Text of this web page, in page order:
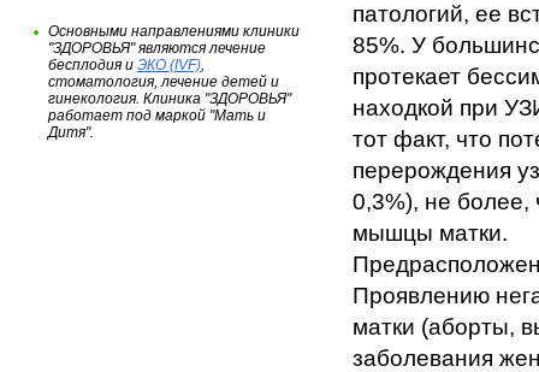
Основными направлениями клиники
"ЗДОРОВЬЯ" являются лечение
бесплодия и ЭКО (IVF),
стоматология, лечение детей и
гинекология. Клиника "ЗДОРОВЬЯ"
работает под маркой "Мать и
Дитя".
патологий, ее
85%. У
протекает
находкой при
тот факт, что
перерождения
0,3%), не более,
мышцы матки.
Проявлению
матки (аборты,
заболевания